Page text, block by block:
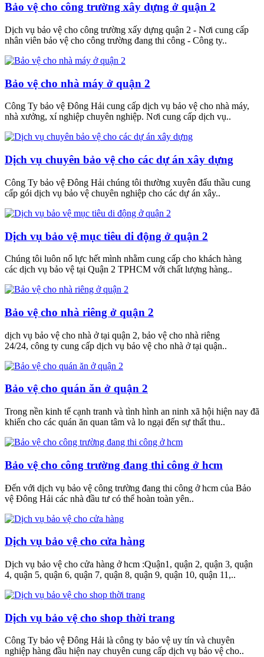
Bảo vệ cho công trường xây dựng ở quận 2
Dịch vụ bảo vệ cho công trường xấy dựng quận 2 - Nơi cung cấp
nhân viên bảo vệ cho công trường đang thi công - Công ty..
Bảo vệ cho nhà máy ở quận 2
Công Ty bảo vệ Đông Hải cung cấp dịch vụ bảo vệ cho nhà máy,
nhà xưởng, xí nghiệp chuyên nghiệp. Nơi cung cấp dịch vụ..
Dịch vụ chuyên bảo vệ cho các dự án xây dựng
Công Ty bảo vệ Đông Hải chúng tôi thường xuyên đấu thầu cung
cấp gói dịch vụ bảo vệ chuyên nghiệp cho các dự án xây..
Dịch vụ bảo vệ mục tiêu di động ở quận 2
Chúng tôi luôn nổ lực hết mình nhằm cung cấp cho khách hàng
các dịch vụ bảo vệ tại Quận 2 TPHCM với chất lượng hàng..
Bảo vệ cho nhà riêng ở quận 2
dịch vụ bảo vệ cho nhà ở tại quận 2, bảo vệ cho nhà riêng
24/24, công ty cung cấp dịch vụ bảo vệ cho nhà ở tại quận..
Bảo vệ cho quán ăn ở quận 2
Trong nền kinh tế cạnh tranh và tình hình an ninh xã hội hiện nay đã
khiến cho các quán ăn quan tâm và lo ngại đến sự thất thu..
Bảo vệ cho công trường đang thi công ở hcm
Đến với dịch vụ bảo vệ công trường đang thi công ở hcm của Bảo
vệ Đông Hải các nhà đầu tư có thể hoàn toàn yên..
Dịch vụ bảo vệ cho cửa hàng
Dịch vụ bảo vệ cho cửa hàng ở hcm :Quận1, quận 2, quận 3, quận
4, quận 5, quận 6, quận 7, quận 8, quận 9, quận 10, quận 11,..
Dịch vụ bảo vệ cho shop thời trang
Công Ty bảo vệ Đông Hải là công ty bảo vệ uy tín và chuyên
nghiệp hàng đầu hiện nay chuyên cung cấp dịch vụ bảo vệ cho..